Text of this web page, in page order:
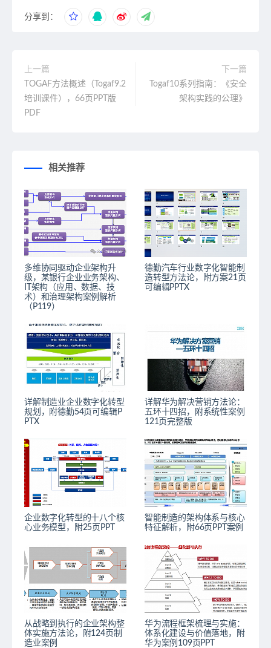
分享到：
上一篇
TOGAF方法概述（Togaf9.2
培训课件），66页PPT版
PDF
下一篇
Togaf10系列指南：《安全
架构实践的公理》
相关推荐
多维协同驱动企业架构升
级，某银行企业业务架构、
IT架构（应用、数据、技
术）和治理架构案例解析
（P119）
德勤汽车行业数字化智能制
造转型方法论，附方案21页
可编辑PPTX
详解制造业企业数字化转型
规划，附德勤54页可编辑P
PTX
详解华为解决营销方法论：
五环十四招，附系统性案例
121页完整版
企业数字化转型的十八个核
心业务模型，附25页PPT
智能制造的架构体系与核心
特征解析，附66页PPT案例
从战略到执行的企业架构整
体实施方法论，附124页制
造业案例
华为流程框架梳理与实施：
体系化建设与价值落地，附
华为案例109页PPT